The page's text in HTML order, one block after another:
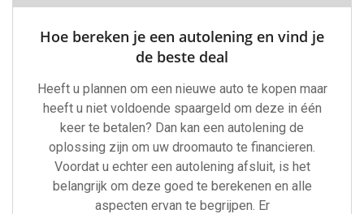
Hoe bereken je een autolening en vind je
de beste deal
Heeft u plannen om een nieuwe auto te kopen maar
heeft u niet voldoende spaargeld om deze in één
keer te betalen? Dan kan een autolening de
oplossing zijn om uw droomauto te financieren.
Voordat u echter een autolening afsluit, is het
belangrijk om deze goed te berekenen en alle
aspecten ervan te begrijpen. Er